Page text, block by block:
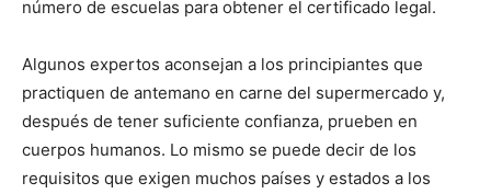
número de escuelas para obtener el certificado legal.
Algunos expertos aconsejan a los principiantes que
practiquen de antemano en carne del supermercado y,
después de tener suficiente confianza, prueben en
cuerpos humanos. Lo mismo se puede decir de los
requisitos que exigen muchos países y estados a los